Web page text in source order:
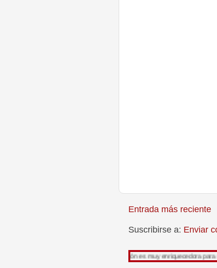
Entrada más reciente
Suscribirse a: Enviar
por leer mi trabajo, su opinión es muy enriquecedora para mi.